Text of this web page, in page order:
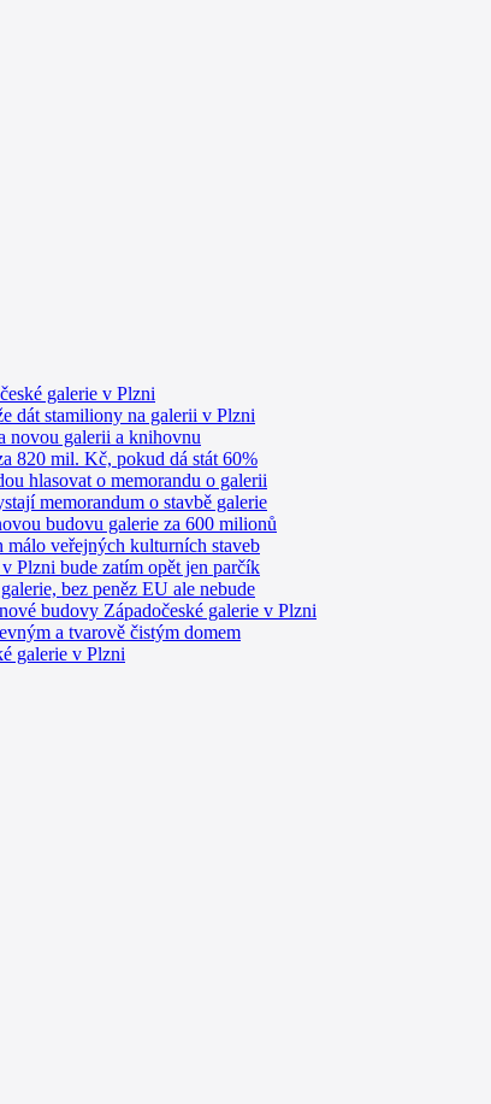
galerie v Plzni
dát stamiliony na galerii v Plzni
novou galerii a knihovnu
820 mil. Kč, pokud dá stát 60%
hlasovat o memorandu o galerii
memorandum o stavbě galerie
budovu galerie za 600 milionů
málo veřejných kulturních staveb
Plzni bude zatím opět jen parčík
bez peněz EU ale nebude
budovy Západočeské galerie v Plzni
a tvarově čistým domem
galerie v Plzni